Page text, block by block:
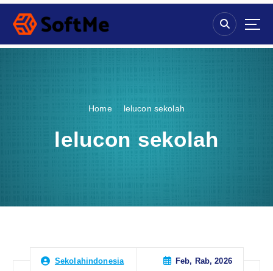
S
p
Home lelucon sekolah
lelucon sekolah
Sekolahindonesia Feb, Rab, 2026